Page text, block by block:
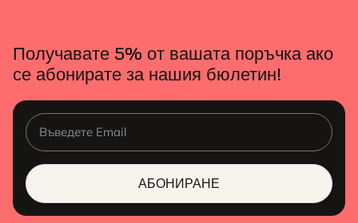
Получавате 5% от вашата поръчка ако
се абонирате за нашия бюлетин!
АБОНИРАНЕ
ALTERNATIVE: